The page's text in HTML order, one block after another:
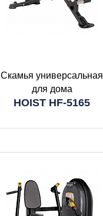
Скамья универсальная
для дома
HOIST HF-5165